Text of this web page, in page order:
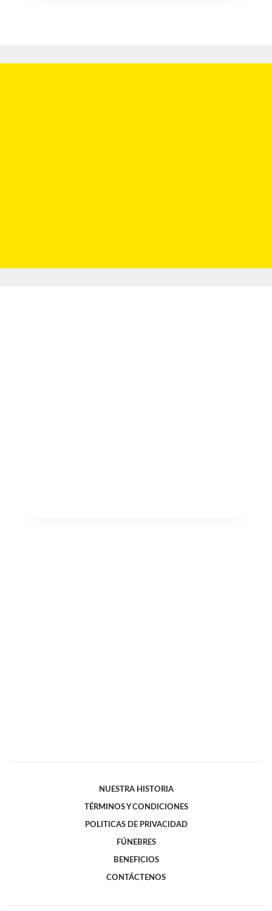
NUESTRA HISTORIA
TÉRMINOS Y CONDICIONES
POLITICAS DE PRIVACIDAD
FÚNEBRES
BENEFICIOS
CONTÁCTENOS